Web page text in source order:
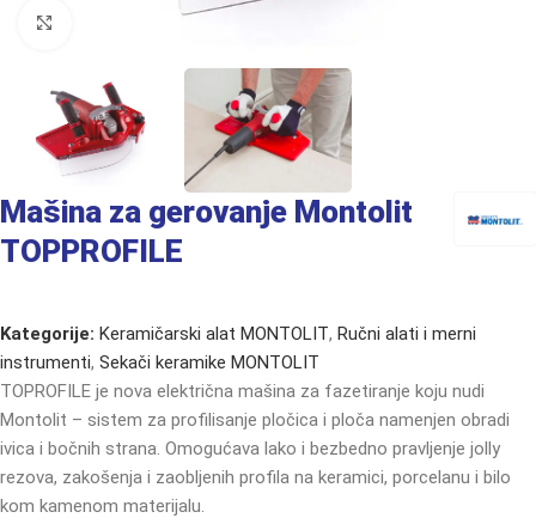
Click to enlarge
Mašina za gerovanje Montolit
TOPPROFILE
Kategorije: Keramičarski alat MONTOLIT, Ručni alati i merni
instrumenti, Sekači keramike MONTOLIT
TOPROFILE je nova električna mašina za fazetiranje koju nudi
Montolit – sistem za profilisanje pločica i ploča namenjen obradi
ivica i bočnih strana. Omogućava lako i bezbedno pravljenje jolly
rezova, zakošenja i zaobljenih profila na keramici, porcelanu i bilo
kom kamenom materijalu.